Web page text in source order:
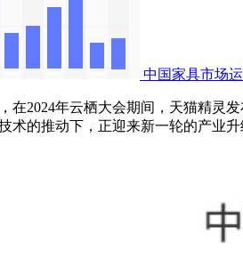
中国家具市场
2024年云栖大会期间，天猫精灵发
术的推动下，正迎来新一轮的产业